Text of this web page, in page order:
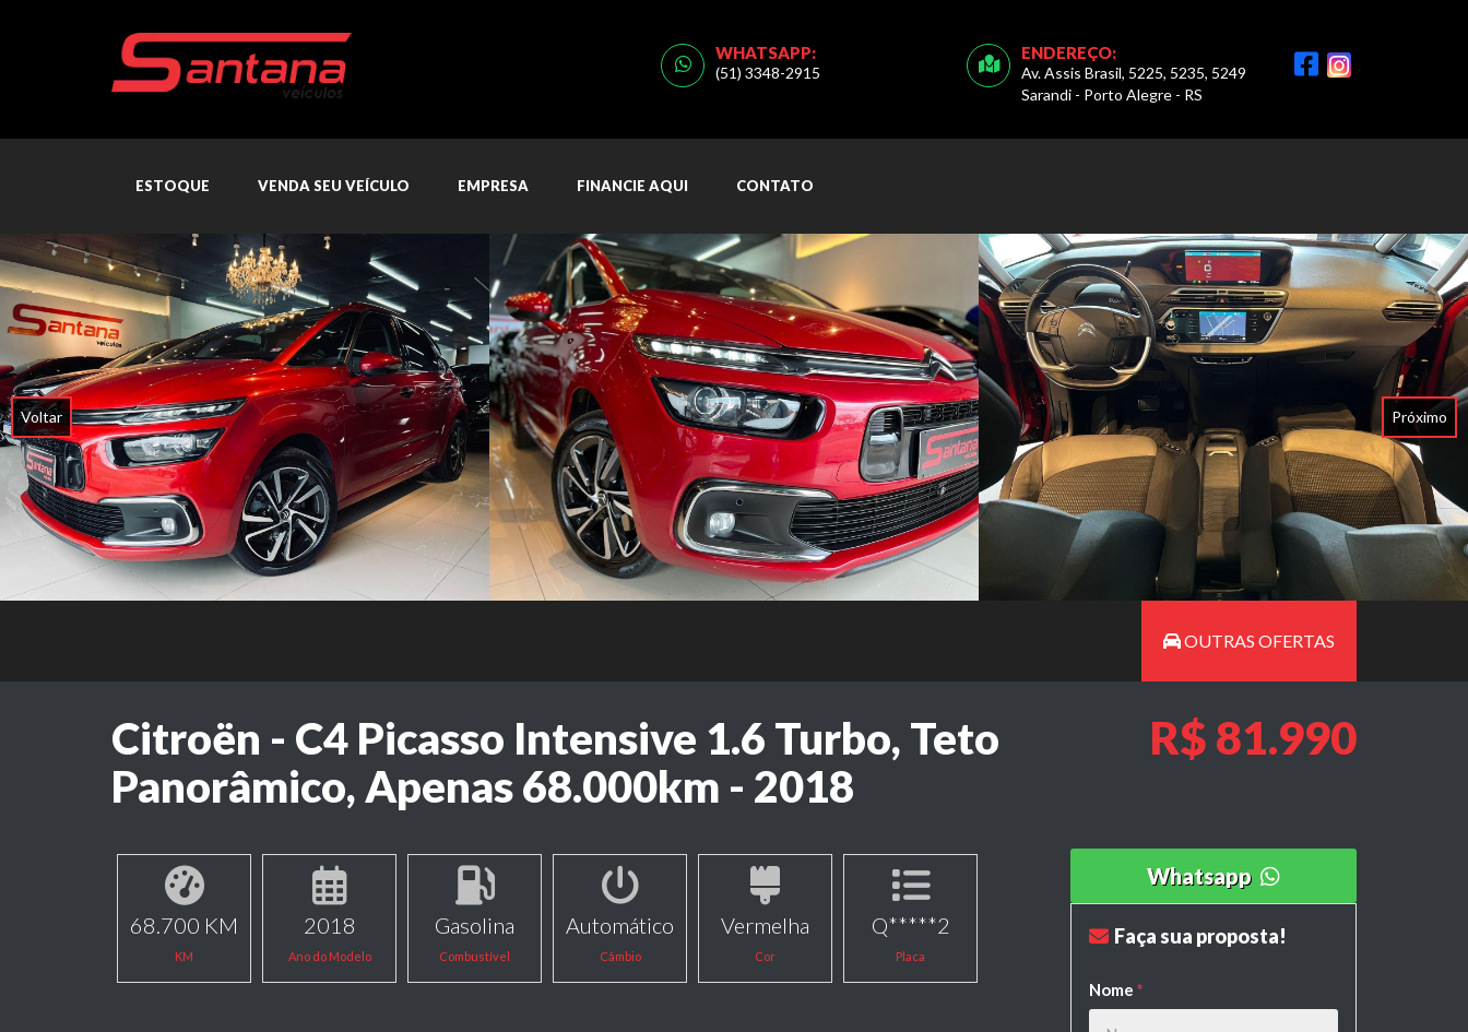
ENDEREÇO:
Av. Assis Brasil, 5225, 5235, 5249
Sarandi - Porto Alegre - RS
WHATSAPP:
(51) 3348-2915
ESTOQUE VENDA SEU VEÍCULO EMPRESA FINANCIE AQUI CONTATO
Voltar Próximo
OUTRAS OFERTAS
Citroën - C4 Picasso Intensive 1.6 Turbo, Teto
Panorâmico, Apenas 68.000km - 2018
R$ 81.990
68.700 KM
KM
2018
Ano do Modelo
Gasolina
Combustível
Automático
Câmbio
Vermelha
Cor
Q*****2
Placa
Whatsapp
Faça sua proposta!
Nome *